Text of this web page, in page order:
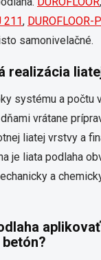
211, DUROFLOOR-
samonivelačné.
realizácia
systému a počtu
vrátane
liatej vrstvy a
je liata podlaha
a